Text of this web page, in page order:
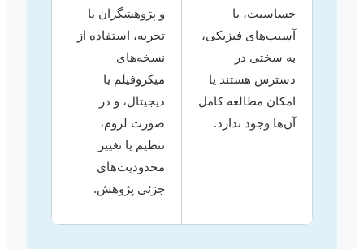
حساسیت، یا
آسیب‌های فیزیکی،
به سختی در
دسترس هستند یا
امکان مطالعه کامل
آن‌ها وجود ندارد.
و پژوهشگران با
تجربه، استفاده از
نسخه‌های
میکروفیلم یا
دیجیتال، و در
صورت لزوم،
تنظیم یا تغییر
محدودیت‌های
جزئی پژوهش.